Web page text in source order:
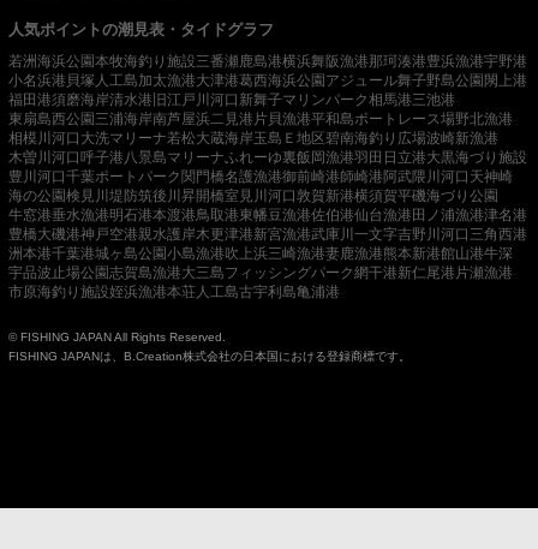
人気ポイントの潮見表・タイドグラフ
若洲海浜公園本牧海釣り施設三番瀬鹿島港横浜舞阪漁港那珂湊港豊浜漁港宇野港
小名浜港 貝塚人工島加太漁港大津港葛西海浜公園 アジュール舞子野島公園 閖上港
福田港須磨海岸清水港 旧江戸川河口 新舞子マリンパーク相馬港三池港
東扇島西公園 三浦海岸南芦屋浜二見港 片貝漁港平和島ボートレース場野北漁港
相模川河口 大洗マリーナ若松大蔵海岸玉島Ｅ地区碧南海釣り広場波崎新漁港
木曽川河口呼子港八景島マリーナふれーゆ裏飯岡漁港羽田 日立港大黒海づり施設
豊川河口千葉ポートパーク 関門橋名護漁港御前崎港師崎港 阿武隈川河口 天神崎
海の公園検見川堤防筑後川昇開橋室見川河口敦賀新港横須賀平磯海づり公園
牛窓港垂水漁港明石港本渡港鳥取港東幡豆漁港佐伯港仙台漁港 田ノ浦漁港津名港
豊橋大磯港神戸空港親水護岸木更津港新宮漁港武庫川一文字吉野川河口 三角西港
洲本港千葉港城ヶ島公園小島漁港吹上浜三崎漁港妻鹿漁港熊本新港館山港牛深
宇品波止場公園志賀島漁港大三島フィッシングパーク網干港新仁尾港 片瀬漁港
市原海釣り施設姪浜漁港本荘人工島古宇利島亀浦港
© FISHING JAPAN All Rights Reserved.
FISHING JAPANは、B.Creation株式会社の日本国における登録商標です。